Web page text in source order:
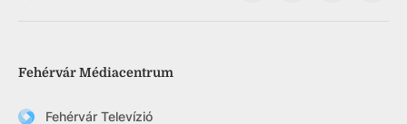
Fehérvár Médiacentrum
Fehérvár Televízió